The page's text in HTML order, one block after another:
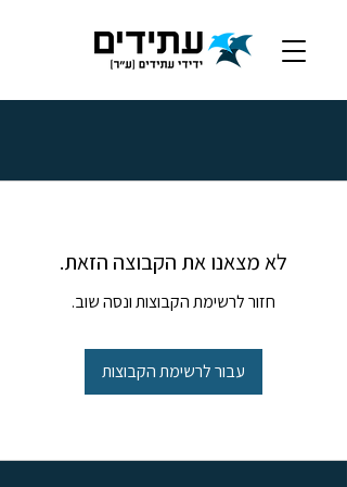
לא מצאנו את הקבוצה הזאת.
חזור לרשימת הקבוצות ונסה שוב.
עבור לרשימת הקבוצות